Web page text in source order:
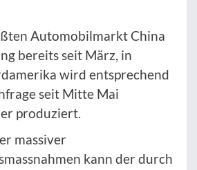
Automobilmarkt China
bereits seit März, in
wird entsprechend
seit Mitte Mai
produziert.
massiver
kann der durch